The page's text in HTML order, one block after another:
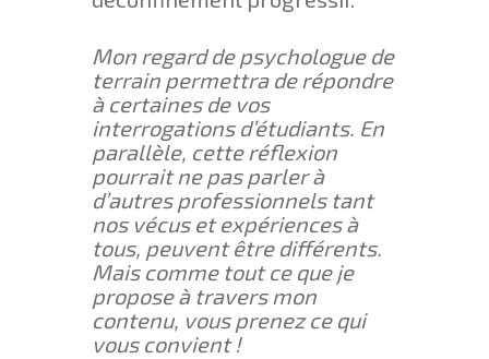
Mon regard de psychologue de
terrain permettra de répondre
à certaines de vos
interrogations d’étudiants. En
parallèle, cette réflexion
pourrait ne pas parler à
d’autres professionnels tant
nos vécus et expériences à
tous, peuvent être différents.
Mais comme tout ce que je
propose à travers mon
contenu, vous prenez ce qui
vous convient !